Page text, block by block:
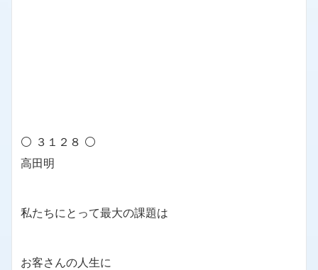
⚪ ３１２８ ⚪
高田明
私たちにとって最大の課題は
お客さんの人生に